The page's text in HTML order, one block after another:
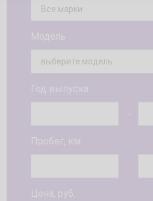
Модель
Год выпуска
...
Пробег, км.
...
Цена, руб.